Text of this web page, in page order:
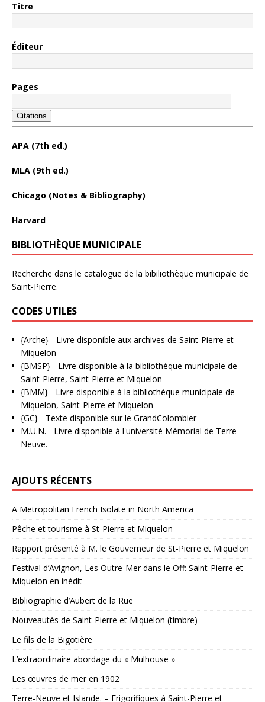
Titre
Éditeur
Pages
Citations
APA (7th ed.)
MLA (9th ed.)
Chicago (Notes & Bibliography)
Harvard
BIBLIOTHÈQUE MUNICIPALE
Recherche dans le catalogue de la bibiliothèque municipale de
Saint-Pierre.
CODES UTILES
{Arche} - Livre disponible aux archives de Saint-Pierre et
Miquelon
{BMSP} - Livre disponible à la bibliothèque municipale de
Saint-Pierre, Saint-Pierre et Miquelon
{BMM} - Livre disponible à la bibliothèque municipale de
Miquelon, Saint-Pierre et Miquelon
{GC} - Texte disponible sur le GrandColombier
M.U.N. - Livre disponible à l'université Mémorial de Terre-
Neuve.
AJOUTS RÉCENTS
A Metropolitan French Isolate in North America
Pêche et tourisme à St-Pierre et Miquelon
Rapport présenté à M. le Gouverneur de St-Pierre et Miquelon
Festival d’Avignon, Les Outre-Mer dans le Off: Saint-Pierre et
Miquelon en inédit
Bibliographie d’Aubert de la Rüe
Nouveautés de Saint-Pierre et Miquelon (timbre)
Le fils de la Bigotière
L’extraordinaire abordage du « Mulhouse »
Les œuvres de mer en 1902
Terre-Neuve et Islande. – Frigorifiques à Saint-Pierre et